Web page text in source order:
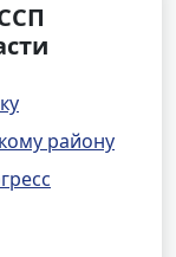
району